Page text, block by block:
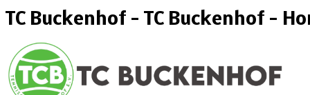
TC Buckenhof - TC Buckenhof -